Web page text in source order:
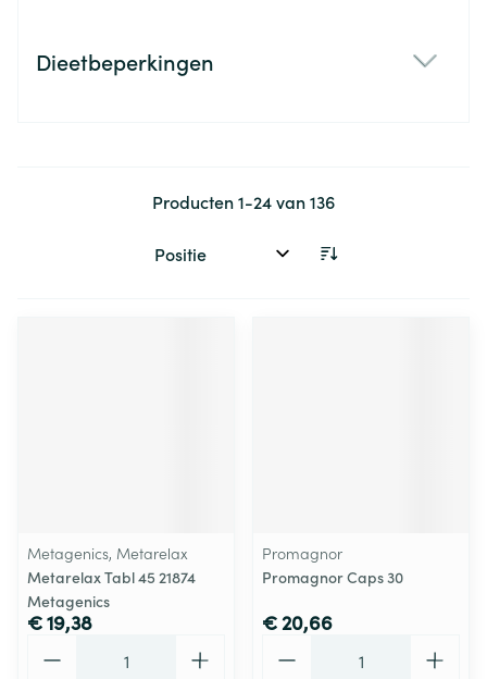
Dieetbeperkingen
Producten1-24van136
Sorteer op:
Metagenics, Metarelax
Metarelax Tabl 45 21874
Metagenics
€ 19,38
Promagnor
Promagnor Caps 30
€ 20,66